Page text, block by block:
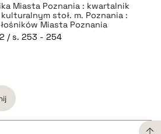
Miasta Poznania : kwartalnik
stoł. m. Poznania :
Miasta Poznania
/ s. 253 - 254